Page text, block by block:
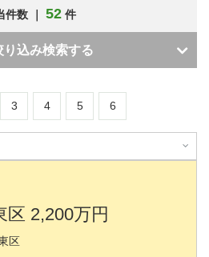
件数 ｜ 52 件
り込み検索する
3 4 5 6
2,200万円
区